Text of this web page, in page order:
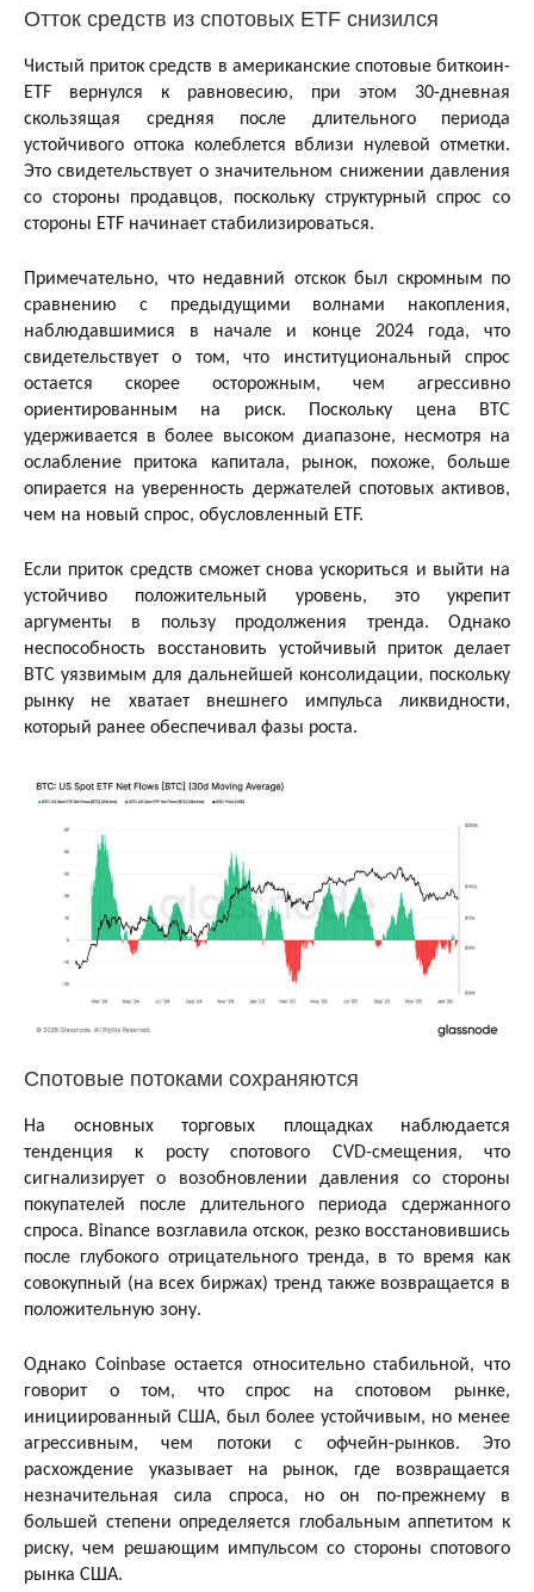
Отток средств из спотовых ETF снизился
Чистый приток средств в американские спотовые биткоин-
ETF вернулся к равновесию, при этом 30-дневная
скользящая средняя после длительного периода
устойчивого оттока колеблется вблизи нулевой отметки.
Это свидетельствует о значительном снижении давления
со стороны продавцов, поскольку структурный спрос со
стороны ETF начинает стабилизироваться.
Примечательно, что недавний отскок был скромным по
сравнению с предыдущими волнами накопления,
наблюдавшимися в начале и конце 2024 года, что
свидетельствует о том, что институциональный спрос
остается скорее осторожным, чем агрессивно
ориентированным на риск. Поскольку цена BTC
удерживается в более высоком диапазоне, несмотря на
ослабление притока капитала, рынок, похоже, больше
опирается на уверенность держателей спотовых активов,
чем на новый спрос, обусловленный ETF.
Если приток средств сможет снова ускориться и выйти на
устойчиво положительный уровень, это укрепит
аргументы в пользу продолжения тренда. Однако
неспособность восстановить устойчивый приток делает
BTC уязвимым для дальнейшей консолидации, поскольку
рынку не хватает внешнего импульса ликвидности,
который ранее обеспечивал фазы роста.
Спотовые потоками сохраняются
На основных торговых площадках наблюдается
тенденция к росту спотового CVD-смещения, что
сигнализирует о возобновлении давления со стороны
покупателей после длительного периода сдержанного
спроса. Binance возглавила отскок, резко восстановившись
после глубокого отрицательного тренда, в то время как
совокупный (на всех биржах) тренд также возвращается в
положительную зону.
Однако Coinbase остается относительно стабильной, что
говорит о том, что спрос на спотовом рынке,
инициированный США, был более устойчивым, но менее
агрессивным, чем потоки с офчейн-рынков. Это
расхождение указывает на рынок, где возвращается
незначительная сила спроса, но он по-прежнему в
большей степени определяется глобальным аппетитом к
риску, чем решающим импульсом со стороны спотового
рынка США.